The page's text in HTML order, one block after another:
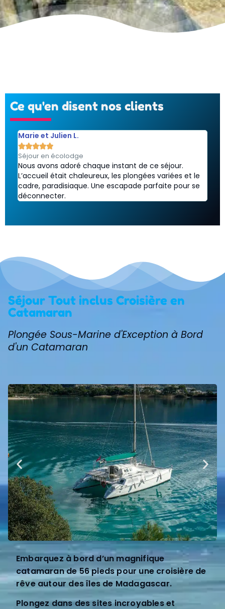
Marie et Julien L.

Séjour en écolodge
Nous avons adoré chaque instant de ce séjour.
L’accueil était chaleureux, les plongées variées et le
cadre, paradisiaque. Une escapade parfaite pour se
déconnecter.
Ce qu'en disent nos clients
Séjour Tout inclus Croisière en
Catamaran
Plongée Sous-Marine d'Exception à Bord
d'un Catamaran
Embarquez à bord d’un magnifique
catamaran de 56 pieds pour une croisière de
rêve autour des îles de Madagascar.
Plongez dans des sites incroyables et